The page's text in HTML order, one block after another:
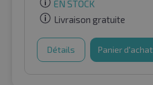
EN STOCK
Livraison gratuite
Détails Panier d'achat